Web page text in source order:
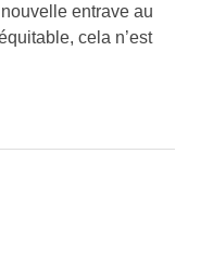
entrave au
cela n’est